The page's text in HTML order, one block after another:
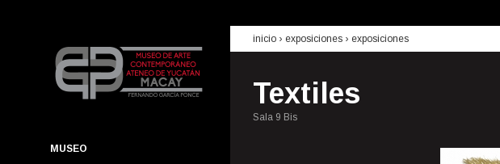
MUSEO
inicio › exposiciones › exposiciones
Textiles
Sala 9 Bis